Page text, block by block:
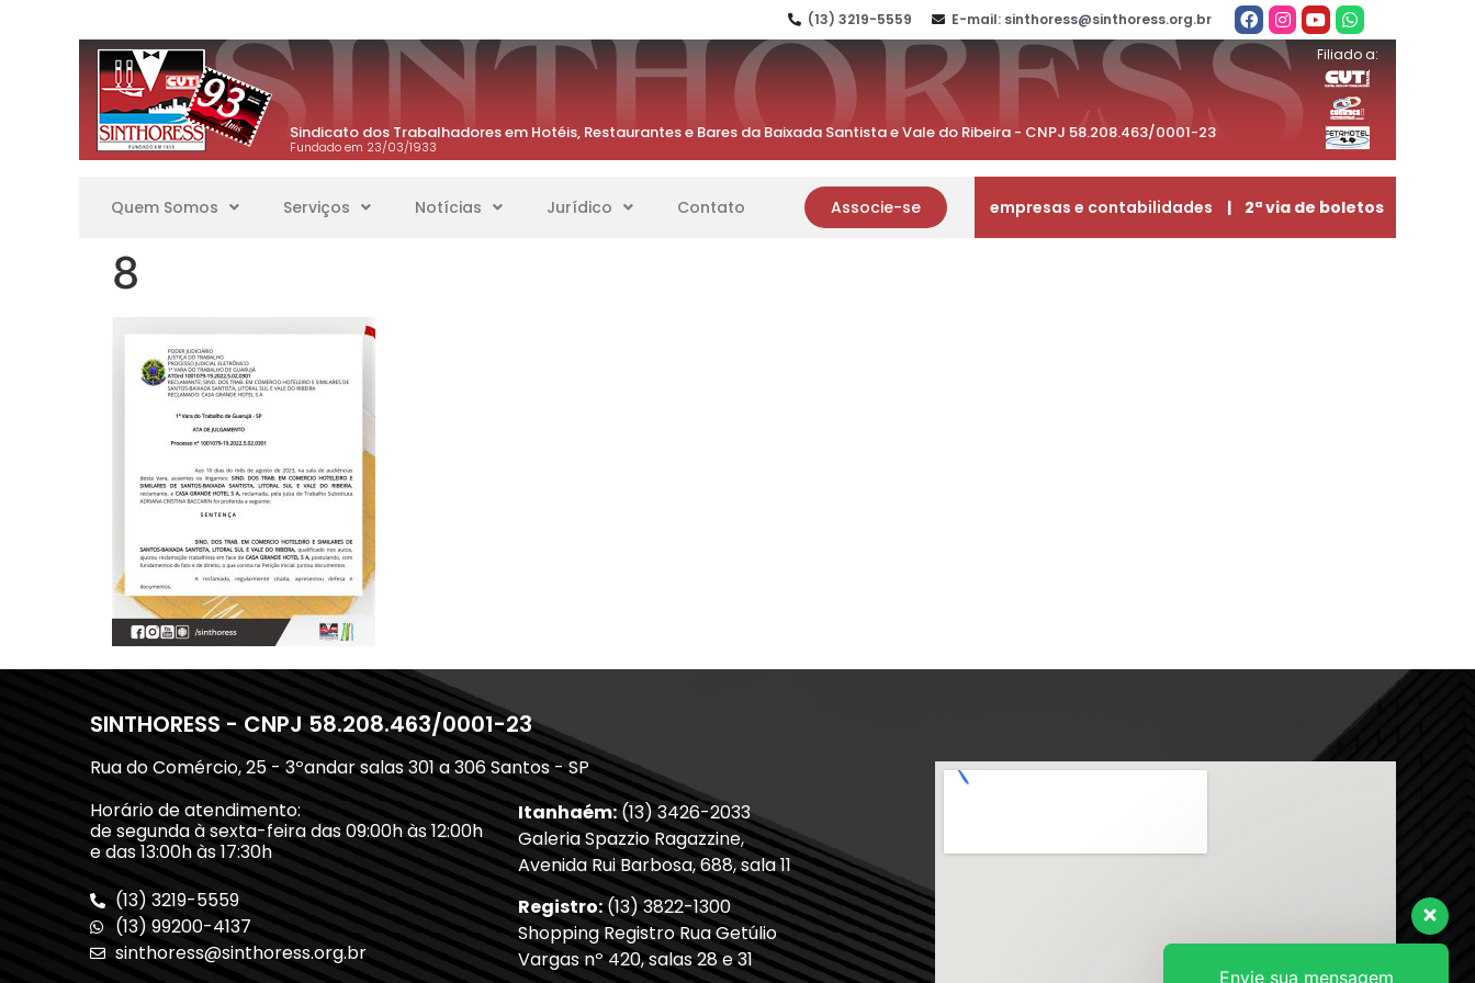
(13) 3219-5559 E-mail: sinthoress@sinthoress.org.br
Sindicato dos Trabalhadores em Hotéis, Restaurantes e Bares da Baixada Santista e Vale do Ribeira - CNPJ 58.208.463/0001-23
Fundado em 23/03/1933
Filiado a:
Quem Somos Serviços Notícias Jurídico Contato Associe-se empresas e contabilidades | 2ª via de boletos
8
SINTHORESS - CNPJ 58.208.463/0001-23
Rua do Comércio, 25 - 3ºandar salas 301 a 306 Santos - SP
Horário de atendimento:
de segunda à sexta-feira das 09:00h às 12:00h
e das 13:00h às 17:30h
(13) 3219-5559
(13) 99200-4137
sinthoress@sinthoress.org.br
Itanhaém:(13) 3426-2033
Galeria Spazzio Ragazzine,
Avenida Rui Barbosa, 688, sala 11
Registro:(13) 3822-1300
Shopping Registro Rua Getúlio
Vargas nº 420, salas 28 e 31
Envie sua mensagem